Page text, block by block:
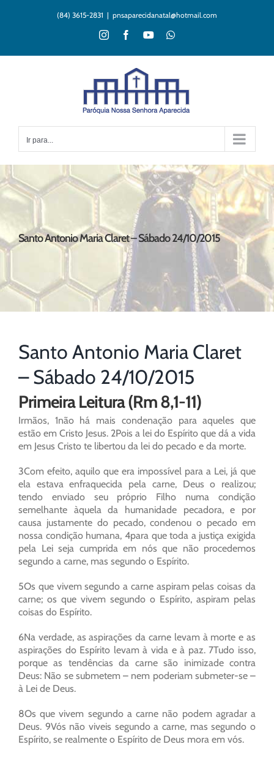
(84) 3615-2831 | pnsaparecidanatal@hotmail.com
InstagramFacebookYouTubeWhatsApp
Ir para...
Santo Antonio Maria Claret – Sábado 24/10/2015
Santo Antonio Maria Claret
– Sábado 24/10/2015
Primeira Leitura (Rm 8,1-11)
Irmãos, 1não há mais condenação para aqueles que
estão em Cristo Jesus. 2Pois a lei do Espírito que dá a vida
em Jesus Cristo te libertou da lei do pecado e da morte.
3Com efeito, aquilo que era impossível para a Lei, já que
ela estava enfraquecida pela carne, Deus o realizou;
tendo enviado seu próprio Filho numa condição
semelhante àquela da humanidade pecadora, e por
causa justamente do pecado, condenou o pecado em
nossa condição humana, 4para que toda a justiça exigida
pela Lei seja cumprida em nós que não procedemos
segundo a carne, mas segundo o Espírito.
5Os que vivem segundo a carne aspiram pelas coisas da
carne; os que vivem segundo o Espírito, aspiram pelas
coisas do Espírito.
6Na verdade, as aspirações da carne levam à morte e as
aspirações do Espírito levam à vida e à paz. 7Tudo isso,
porque as tendências da carne são inimizade contra
Deus: Não se submetem – nem poderiam submeter-se –
à Lei de Deus.
8Os que vivem segundo a carne não podem agradar a
Deus. 9Vós não viveis segundo a carne, mas segundo o
Espírito, se realmente o Espírito de Deus mora em vós.